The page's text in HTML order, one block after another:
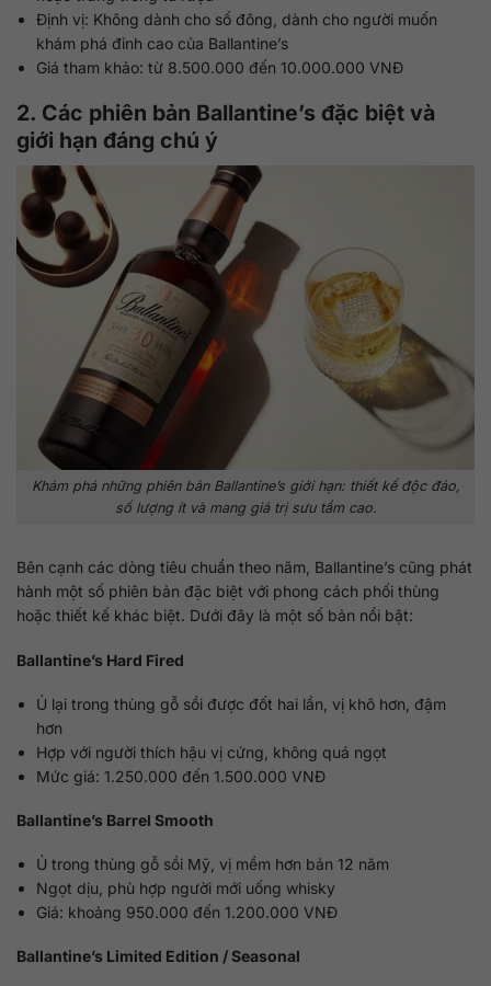
Định vị: Không dành cho số đông, dành cho người muốn
khám phá đỉnh cao của Ballantine’s
Giá tham khảo: từ 8.500.000 đến 10.000.000 VNĐ
2. Các phiên bản Ballantine’s đặc biệt và
giới hạn đáng chú ý
Khám phá những phiên bản Ballantine’s giới hạn: thiết kế độc đáo,
số lượng ít và mang giá trị sưu tầm cao.
Bên cạnh các dòng tiêu chuẩn theo năm, Ballantine’s cũng phát
hành một số phiên bản đặc biệt với phong cách phối thùng
hoặc thiết kế khác biệt. Dưới đây là một số bản nổi bật:
Ballantine’s Hard Fired
Ủ lại trong thùng gỗ sồi được đốt hai lần, vị khô hơn, đậm
hơn
Hợp với người thích hậu vị cứng, không quá ngọt
Mức giá: 1.250.000 đến 1.500.000 VNĐ
Ballantine’s Barrel Smooth
Ủ trong thùng gỗ sồi Mỹ, vị mềm hơn bản 12 năm
Ngọt dịu, phù hợp người mới uống whisky
Giá: khoảng 950.000 đến 1.200.000 VNĐ
Ballantine’s Limited Edition / Seasonal